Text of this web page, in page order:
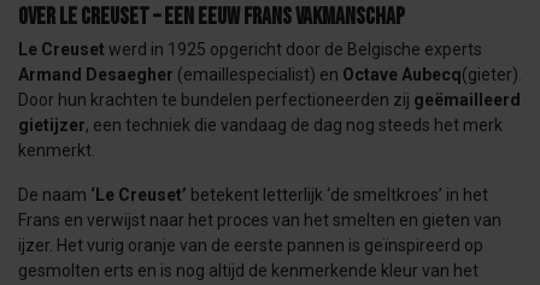
Over Le Creuset – Een Eeuw Frans Vakmanschap
Le Creuset werd in 1925 opgericht door de Belgische experts
Armand Desaegher (emaillespecialist) en Octave Aubecq(gieter).
Door hun krachten te bundelen perfectioneerden zij geëmailleerd
gietijzer, een techniek die vandaag de dag nog steeds het merk
kenmerkt.
De naam ‘Le Creuset’ betekent letterlijk ‘de smeltkroes’ in het
Frans en verwijst naar het proces van het smelten en gieten van
ijzer. Het vurig oranje van de eerste pannen is geïnspireerd op
gesmolten erts en is nog altijd de kenmerkende kleur van het